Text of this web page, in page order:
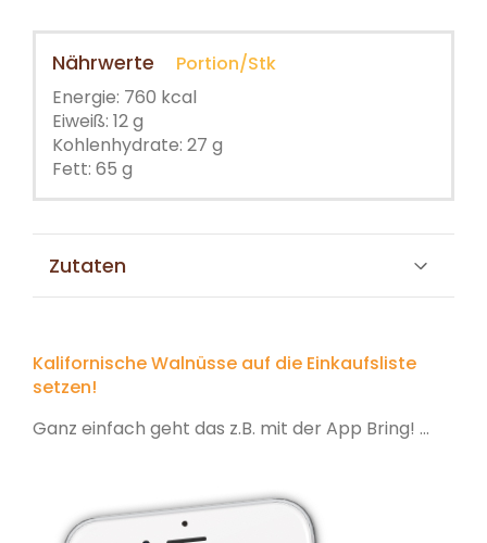
Nährwerte
Portion/Stk
Energie: 760 kcal
Eiweiß: 12 g
Kohlenhydrate: 27 g
Fett: 65 g
Zutaten
Kalifornische Walnüsse auf die Einkaufsliste
setzen!
Ganz einfach geht das z.B. mit der App Bring! ...